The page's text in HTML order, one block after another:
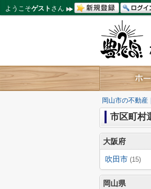
ようこそゲスト さん
岡山市の不動産
市区町村
大阪府
吹田市 (15)
岡山県